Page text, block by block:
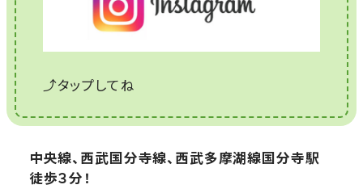
⤴タップしてね
中央線、西武国分寺線、西武多摩湖線国分寺駅
徒歩３分！